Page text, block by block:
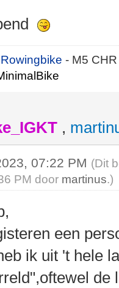
- M5
,
07:22 PM (Dit
PM door martinus.)
een
ik uit 't hele
de